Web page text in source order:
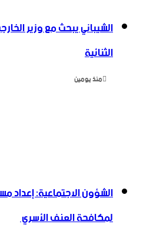
الشيباني يبحث مع وزير
الثنائية
منذ يومين
الشؤون الاجتماعية:
لمكافحة العنف الأسري ‏